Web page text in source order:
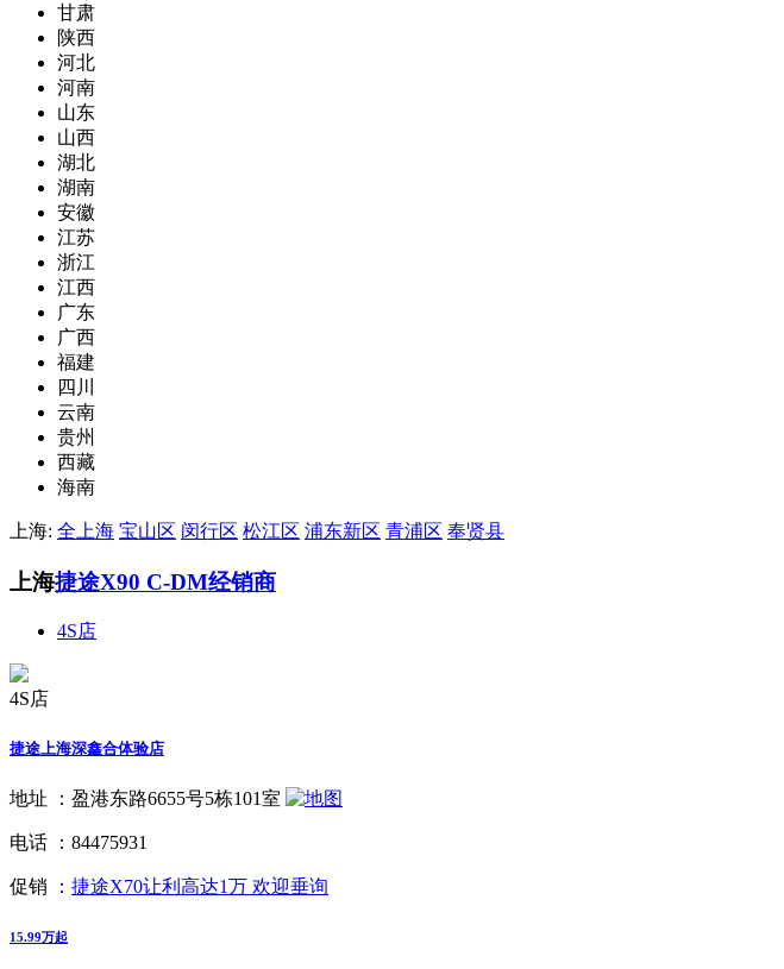
甘肃
陕西
河北
河南
山东
山西
湖北
湖南
安徽
江苏
浙江
江西
广东
广西
福建
四川
云南
贵州
西藏
海南
上海: 全上海 宝山区 闵行区 松江区 浦东新区 青浦区 奉贤县
上海捷途X90 C-DM经销商
4S店
4S店
捷途上海深鑫合体验店
地址 ： 盈港东路6655号5栋101室
电话 ： 84475931
促销 ： 捷途X70让利高达1万 欢迎垂询
15.99万起